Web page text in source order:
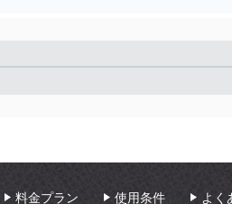
料金プラン 使用条件 よく